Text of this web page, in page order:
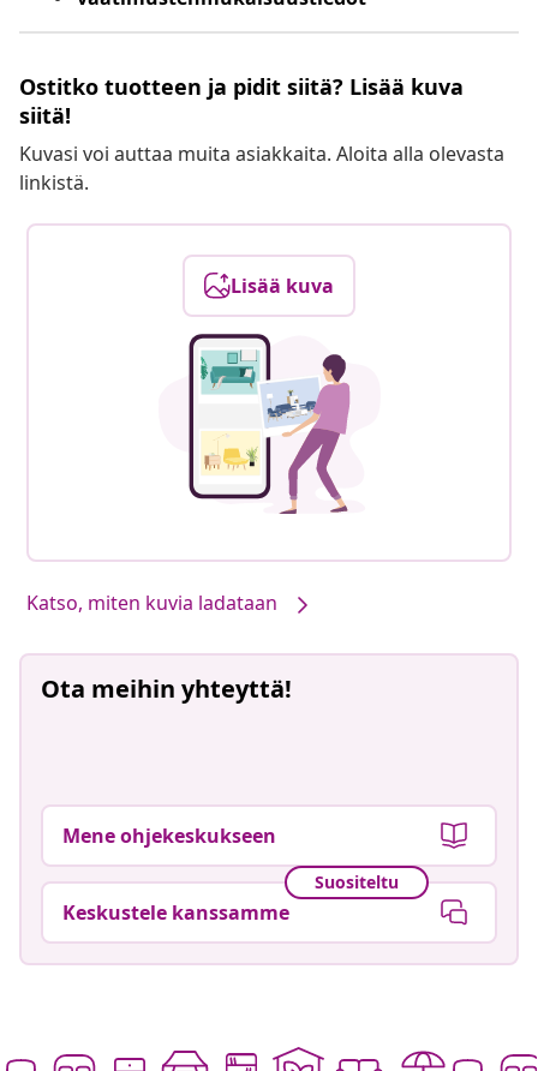
Ostitko tuotteen ja pidit siitä? Lisää kuva
siitä!
Kuvasi voi auttaa muita asiakkaita. Aloita alla olevasta
linkistä.
Lisää kuva
Katso, miten kuvia ladataan
Ota meihin yhteyttä!
Mene ohjekeskukseen
Suositeltu
Keskustele kanssamme